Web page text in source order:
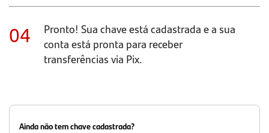
04
Pronto! Sua chave está cadastrada e a sua
conta está pronta para receber
transferências via Pix.
Ainda não tem chave cadastrada?